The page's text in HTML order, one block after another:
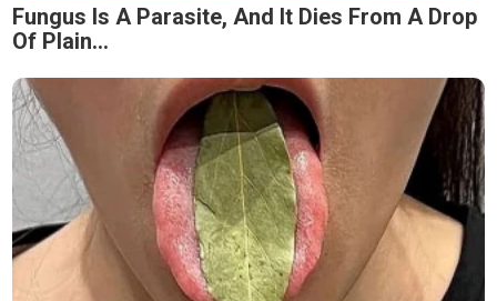
Fungus Is A Parasite, And It Dies From A Drop
Of Plain...